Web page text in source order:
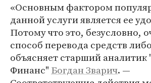
«Основным фактором
данной услуги является ее
Потому что это, безусловно,
способ перевода средств
объясняет старший
Финанс" Богдан Зварич. —